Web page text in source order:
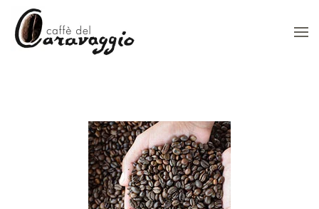
Skip to main content